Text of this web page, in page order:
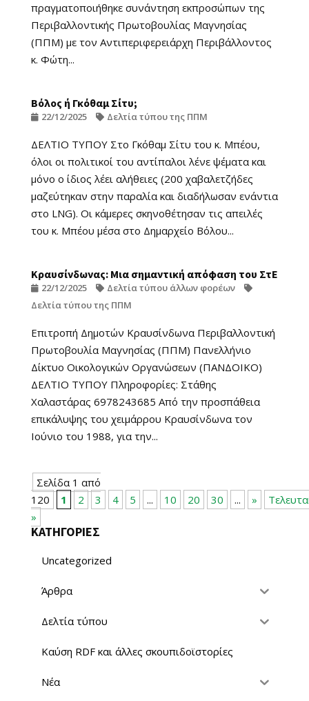
πραγματοποιήθηκε συνάντηση εκπροσώπων της
Περιβαλλοντικής Πρωτοβουλίας Μαγνησίας
(ΠΠΜ) με τον Αντιπεριφερειάρχη Περιβάλλοντος
κ. Φώτη...
Βόλος ή Γκόθαμ Σίτυ;
22/12/2025 Δελτία τύπου της ΠΠΜ
ΔΕΛΤΙΟ ΤΥΠΟΥ Στο Γκόθαμ Σίτυ του κ. Μπέου,
όλοι οι πολιτικοί του αντίπαλοι λένε ψέματα και
μόνο ο ίδιος λέει αλήθειες (200 χαβαλετζήδες
μαζεύτηκαν στην παραλία και διαδήλωσαν ενάντια
στο LNG). Οι κάμερες σκηνοθέτησαν τις απειλές
του κ. Μπέου μέσα στο Δημαρχείο Βόλου...
Κραυσίνδωνας: Μια σημαντική απόφαση του ΣτΕ
22/12/2025
Δελτία τύπου άλλων φορέων
Δελτία τύπου της ΠΠΜ
Επιτροπή Δημοτών Κραυσίνδωνα Περιβαλλοντική
Πρωτοβουλία Μαγνησίας (ΠΠΜ) Πανελλήνιο
Δίκτυο Οικολογικών Οργανώσεων (ΠΑΝΔΟΙΚΟ)
ΔΕΛΤΙΟ ΤΥΠΟΥ Πληροφορίες: Στάθης
Χαλαστάρας 6978243685 Από την προσπάθεια
επικάλυψης του χειμάρρου Κραυσίνδωνα τον
Ιούνιο του 1988, για την...
Σελίδα 1 από
120
1 2 3 4 5 ... 10 20 30 ... »
»
ΚΑΤΗΓΟΡΙΕΣ
Uncategorized
Άρθρα
Δελτία τύπου
Καύση RDF και άλλες σκουπιδοϊστορίες
Νέα